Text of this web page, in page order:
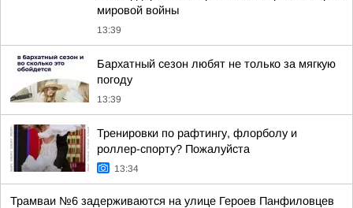
мировой войны
13:39
Бархатный сезон любят не только за мягкую
погоду
13:39
Тренировки по рафтингу, флорболу и
роллер-спорту? Пожалуйста
13:34
Трамваи №6 задерживаются на улице Героев Панфиловцев